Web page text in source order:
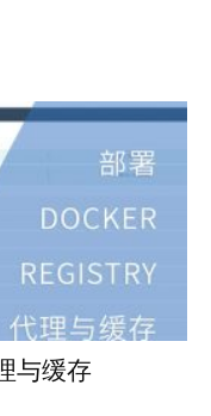
与缓存